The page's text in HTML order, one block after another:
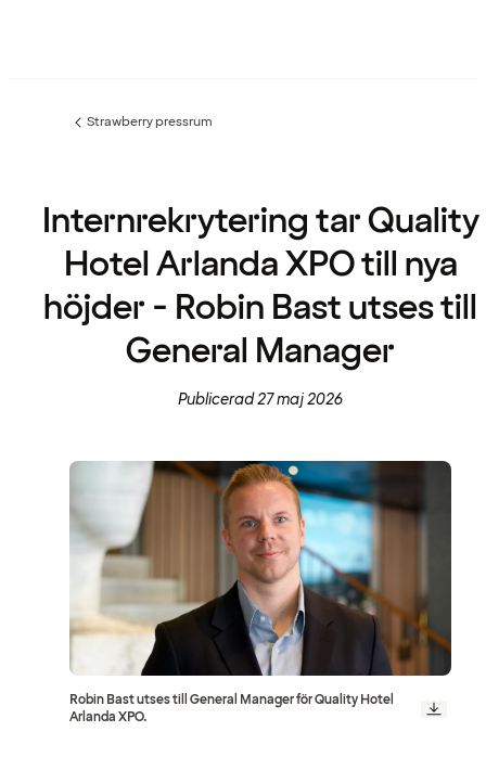
Föregående
Strawberry pressrum
Internrekrytering tar Quality
Hotel Arlanda XPO till nya
höjder - Robin Bast utses till
General Manager
Publicerad 27 maj 2026
Robin Bast utses till General Manager för Quality Hotel
Arlanda XPO.